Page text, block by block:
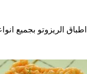
الريزوتو بجميع